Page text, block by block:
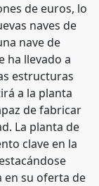
de euros, lo
naves de
nave de
ha llevado a
estructuras
a la planta
de fabricar
La planta de
clave en la
en su oferta de